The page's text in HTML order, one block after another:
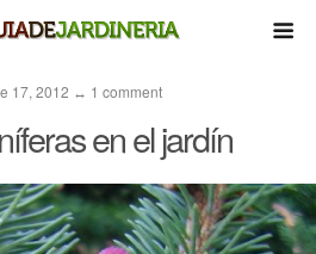
17, 2012 ↔ 1 comment
en el jardín